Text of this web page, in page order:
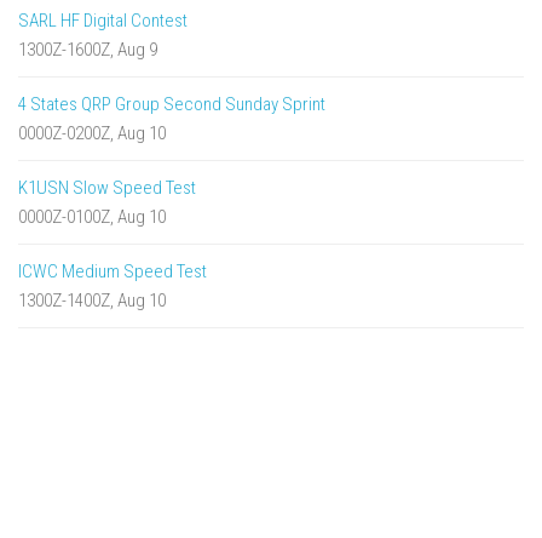
SARL HF Digital Contest
1300Z-1600Z, Aug 9
4 States QRP Group Second Sunday Sprint
0000Z-0200Z, Aug 10
K1USN Slow Speed Test
0000Z-0100Z, Aug 10
ICWC Medium Speed Test
1300Z-1400Z, Aug 10